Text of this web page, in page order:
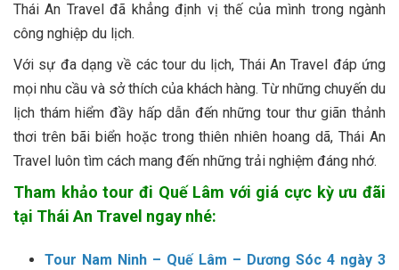
Thái An Travel đã khẳng định vị thế của mình trong ngành
công nghiệp du lịch.
Với sự đa dạng về các tour du lịch, Thái An Travel đáp ứng
mọi nhu cầu và sở thích của khách hàng. Từ những chuyến du
lịch thám hiểm đầy hấp dẫn đến những tour thư giãn thảnh
thơi trên bãi biển hoặc trong thiên nhiên hoang dã, Thái An
Travel luôn tìm cách mang đến những trải nghiệm đáng nhớ.
Tham khảo tour đi Quế Lâm với giá cực kỳ ưu đãi
tại Thái An Travel ngay nhé:
Tour Nam Ninh – Quế Lâm – Dương Sóc 4 ngày 3